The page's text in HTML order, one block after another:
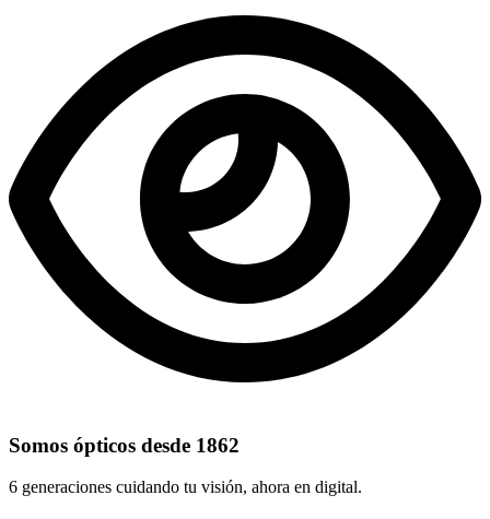
Somos ópticos desde 1862
6 generaciones cuidando tu visión, ahora en digital.